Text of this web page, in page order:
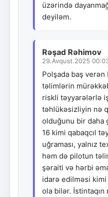
üzərində
deyiləm.
Rəşad Rəhimov
29.Avqust.2025
Polşada baş
təlimlərin
riskli təyyarələrlə
təhlükəsizliyin nə
olduğunu bir daha
16 kimi qabaqcıl
uğraması, yalnız
həm də pilotun
şəraiti və hərbi
idarə edilməsi kimi
ola bilər.